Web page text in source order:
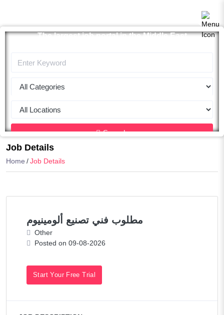
The largest job portal in the Middle East
Search
Job Details
Home Job Details
مطلوب فني تصنيع ألومينيوم
Other
Posted on 09-08-2026
Start Your Free Trial